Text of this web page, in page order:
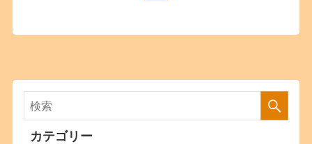
カテゴリー